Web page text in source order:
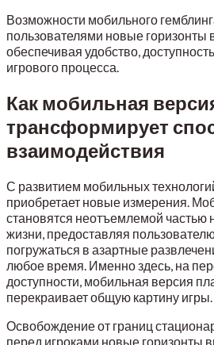
Возможности мобильного
пользователями новые горизонты
обеспечивая удобство,
игрового процесса.
Как мобильная
трансформирует
взаимодействия
С развитием мобильных
приобретает новые измерения.
становятся неотъемлемой
жизни, предоставляя
погружаться в азартные
любое время. Именно здесь, на
доступности, мобильная версия
перекраивает общую картину игры.
Освобождение от границ
перед игроками новые горизонты